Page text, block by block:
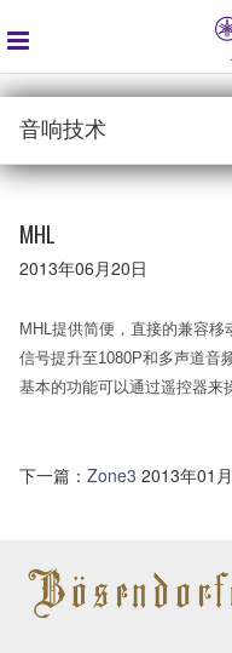
global
navigation
音响技术
MHL
2013年06月20日
MHL提供简便，直接的兼容
信号提升至1080P和多声道音
基本的功能可以通过遥控器来
下一篇： Zone3 2013年01